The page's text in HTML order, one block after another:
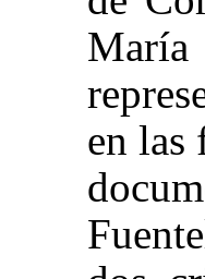
en las